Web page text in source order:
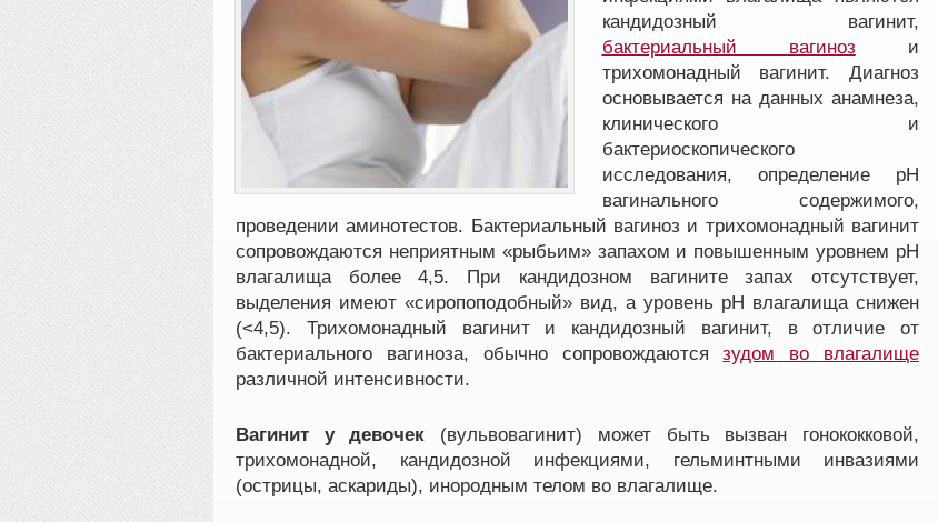
кандидозный вагинит,
бактериальный вагинози
трихомонадный вагинит. Диагноз
основывается на данных анамнеза,
клинического и
бактериоскопического
исследования, определение рН
вагинального содержимого,
проведении аминотестов. Бактериальный вагиноз и трихомонадный вагинит
сопровождаются неприятным «рыбьим» запахом и повышенным уровнем рН
влагалища более 4,5. При кандидозном вагините запах отсутствует,
выделения имеют «сиропоподобный» вид, а уровень рН влагалища снижен
(<4,5). Трихомонадный вагинит и кандидозный вагинит, в отличие от
бактериального вагиноза, обычно сопровождаютсязудом во влагалище
различной интенсивности.
Вагинит у девочек (вульвовагинит) может быть вызван гонококковой,
трихомонадной, кандидозной инфекциями, гельминтными инвазиями
(острицы, аскариды), инородным телом во влагалище.